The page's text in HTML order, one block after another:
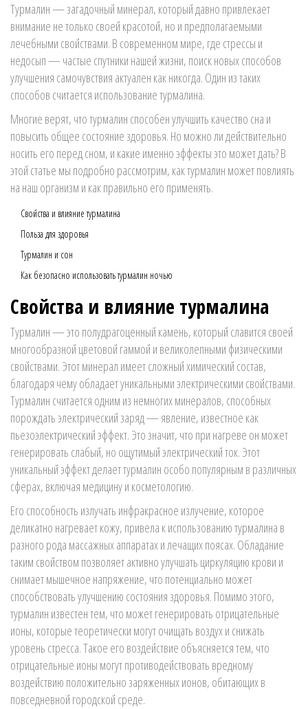
Турмалин — загадочный минерал, который давно привлекает
внимание не только своей красотой, но и предполагаемыми
лечебными свойствами. В современном мире, где стрессы и
недосып — частые спутники нашей жизни, поиск новых способов
улучшения самочувствия актуален как никогда. Один из таких
способов считается использование турмалина.
Многие верят, что турмалин способен улучшить качество сна и
повысить общее состояние здоровья. Но можно ли действительно
носить его перед сном, и какие именно эффекты это может дать? В
этой статье мы подробно рассмотрим, как турмалин может повлиять
на наш организм и как правильно его применять.
Свойства и влияние турмалина
Польза для здоровья
Турмалин и сон
Как безопасно использовать турмалин ночью
Свойства и влияние турмалина
Турмалин — это полудрагоценный камень, который славится своей
многообразной цветовой гаммой и великолепными физическими
свойствами. Этот минерал имеет сложный химический состав,
благодаря чему обладает уникальными электрическими свойствами.
Турмалин считается одним из немногих минералов, способных
порождать электрический заряд — явление, известное как
пьезоэлектрический эффект. Это значит, что при нагреве он может
генерировать слабый, но ощутимый электрический ток. Этот
уникальный эффект делает турмалин особо популярным в различных
сферах, включая медицину и косметологию.
Его способность излучать инфракрасное излучение, которое
деликатно нагревает кожу, привела к использованию турмалина в
разного рода массажных аппаратах и лечащих поясах. Обладание
таким свойством позволяет активно улучшать циркуляцию крови и
снимает мышечное напряжение, что потенциально может
способствовать улучшению состояния здоровья. Помимо этого,
турмалин известен тем, что может генерировать отрицательные
ионы, которые теоретически могут очищать воздух и снижать
уровень стресса. Такое его воздействие объясняется тем, что
отрицательные ионы могут противодействовать вредному
воздействию положительно заряженных ионов, обитающих в
повседневной городской среде.